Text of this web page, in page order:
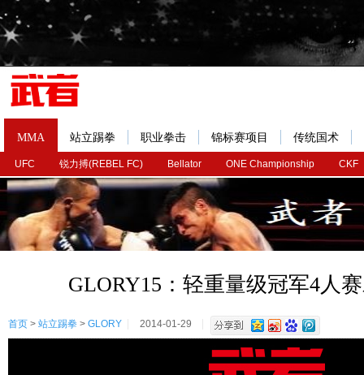
MMA
UFC 锐力搏(REBEL FC) Bellator ONE Championship CKF
站立踢拳 职业拳击 锦标赛项目 传统国术
GLORY15：轻重量级冠军4人
首页 > 站立踢拳 > GLORY 2014-01-29